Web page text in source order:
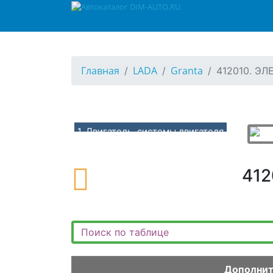
Главная LADA Granta 412010.
1. Двигатель, системы двигателя
100410. ДВИГАТЕЛЬ В СБОРЕ
102010. ПОРШЕНЬ И КОЛЬЦА